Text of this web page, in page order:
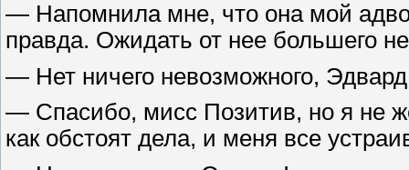
— Напомнила мне, что она мой
правда. Ожидать от нее большего
— Нет ничего невозможного,
— Спасибо, мисс Позитив, но я не
как обстоят дела, и меня все